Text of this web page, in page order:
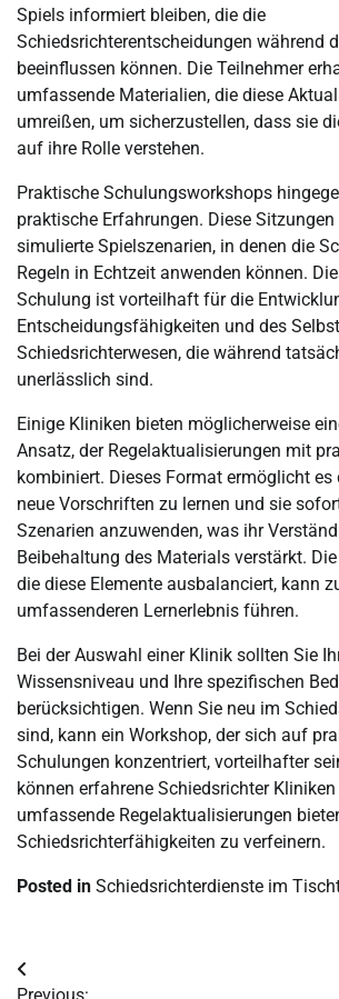
Spiels informiert bleiben, die die
Schiedsrichterentscheidungen während
beeinflussen können. Die Teilnehmer
umfassende Materialien, die diese
umreißen, um sicherzustellen, dass sie
auf ihre Rolle verstehen.
Praktische Schulungsworkshops
praktische Erfahrungen. Diese
simulierte Spielszenarien, in denen die
Regeln in Echtzeit anwenden können.
Schulung ist vorteilhaft für die
Entscheidungsfähigkeiten und des
Schiedsrichterwesen, die während
unerlässlich sind.
Einige Kliniken bieten möglicherweise
Ansatz, der Regelaktualisierungen mit
kombiniert. Dieses Format ermöglicht es
neue Vorschriften zu lernen und sie
Szenarien anzuwenden, was ihr
Beibehaltung des Materials verstärkt.
die diese Elemente ausbalanciert, kann
umfassenderen Lernerlebnis führen.
Bei der Auswahl einer Klinik sollten Sie
Wissensniveau und Ihre spezifischen
berücksichtigen. Wenn Sie neu im
sind, kann ein Workshop, der sich auf
Schulungen konzentriert, vorteilhafter
können erfahrene Schiedsrichter
umfassende Regelaktualisierungen
Schiedsrichterfähigkeiten zu verfeinern.
Posted in Schiedsrichterdienste im
Post
Previous: